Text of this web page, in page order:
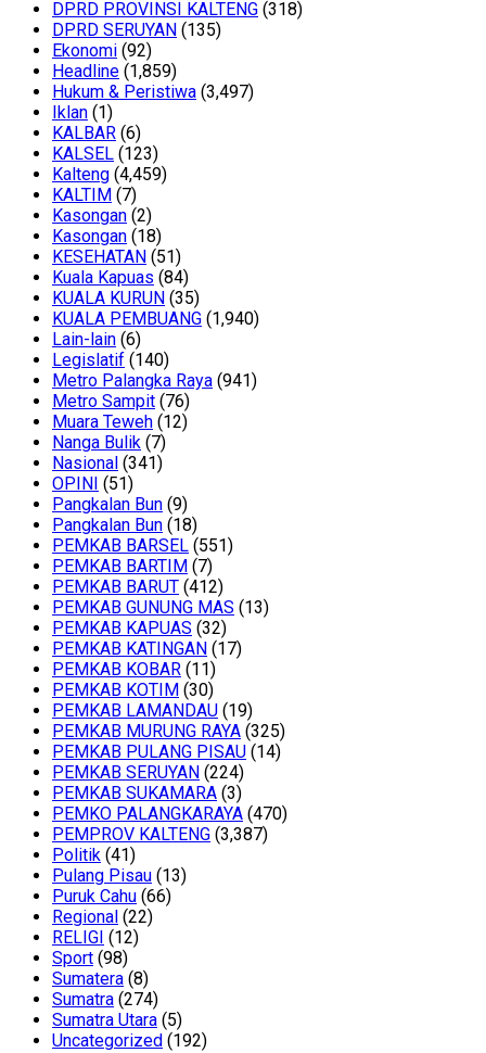
DPRD PROVINSI KALTENG (318)
DPRD SERUYAN (135)
Ekonomi (92)
Headline (1,859)
Hukum & Peristiwa (3,497)
Iklan (1)
KALBAR (6)
KALSEL (123)
Kalteng (4,459)
KALTIM (7)
Kasongan (2)
Kasongan (18)
KESEHATAN (51)
Kuala Kapuas (84)
KUALA KURUN (35)
KUALA PEMBUANG (1,940)
Lain-lain (6)
Legislatif (140)
Metro Palangka Raya (941)
Metro Sampit (76)
Muara Teweh (12)
Nanga Bulik (7)
Nasional (341)
OPINI (51)
Pangkalan Bun (9)
Pangkalan Bun (18)
PEMKAB BARSEL (551)
PEMKAB BARTIM (7)
PEMKAB BARUT (412)
PEMKAB GUNUNG MAS (13)
PEMKAB KAPUAS (32)
PEMKAB KATINGAN (17)
PEMKAB KOBAR (11)
PEMKAB KOTIM (30)
PEMKAB LAMANDAU (19)
PEMKAB MURUNG RAYA (325)
PEMKAB PULANG PISAU (14)
PEMKAB SERUYAN (224)
PEMKAB SUKAMARA (3)
PEMKO PALANGKARAYA (470)
PEMPROV KALTENG (3,387)
Politik (41)
Pulang Pisau (13)
Puruk Cahu (66)
Regional (22)
RELIGI (12)
Sport (98)
Sumatera (8)
Sumatra (274)
Sumatra Utara (5)
Uncategorized (192)